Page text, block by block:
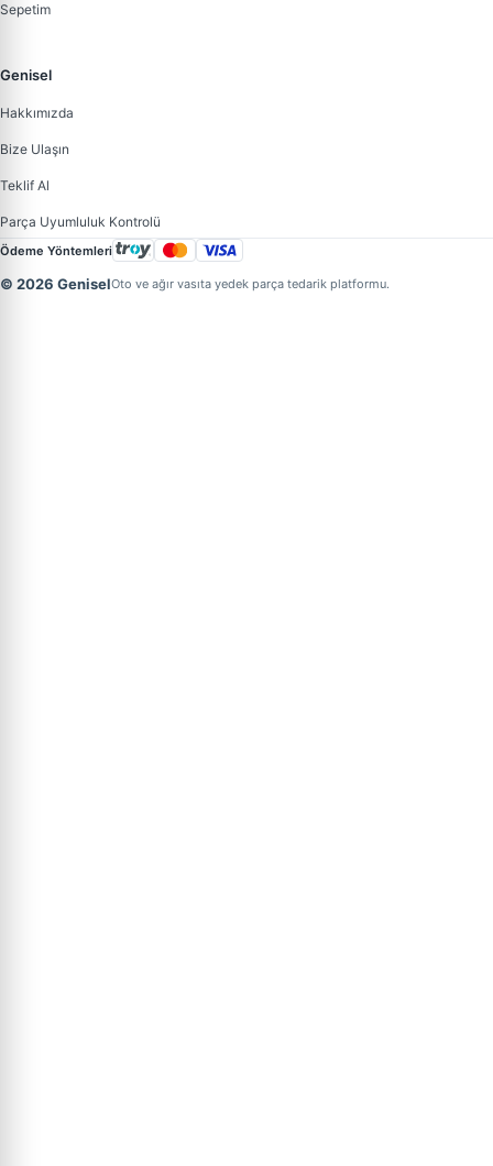
Sepetim
Genisel
Hakkımızda
Bize Ulaşın
Teklif Al
Parça Uyumluluk Kontrolü
Ödeme Yöntemleri
© 2026 GeniselOto ve ağır vasıta yedek parça tedarik platformu.